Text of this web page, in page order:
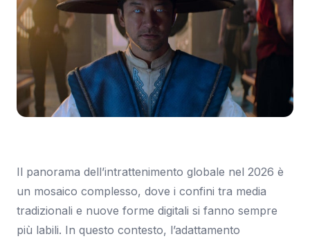
Il panorama dell’intrattenimento globale nel 2026 è
un mosaico complesso, dove i confini tra media
tradizionali e nuove forme digitali si fanno sempre
più labili. In questo contesto, l’adattamento